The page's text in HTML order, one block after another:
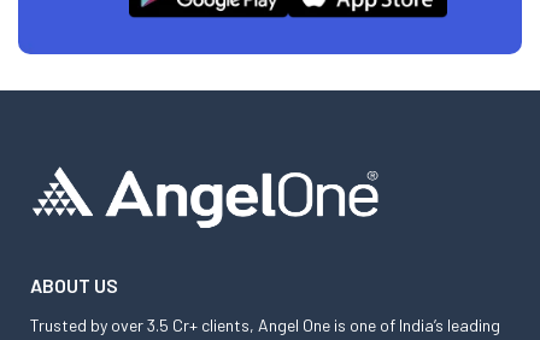
ABOUT US
Trusted by over 3.5 Cr+ clients, Angel One is one of India’s leading